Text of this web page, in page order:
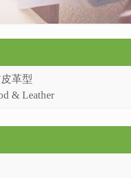
革型
& Leather